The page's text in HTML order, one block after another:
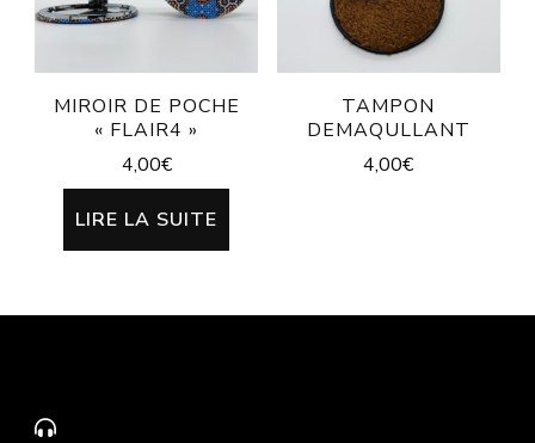
MIROIR DE POCHE
« FLAIR4 »
4,00€
LIRE LA SUITE
TAMPON
DEMAQULLANT
4,00€